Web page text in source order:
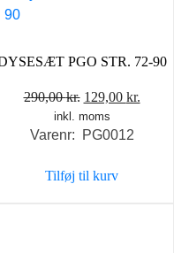
PGO STR. 72-90
290,00kr. Den
oprindelige
pris
290,00 kr..
129,00 kr.
inkl. moms
Varenr: PG0012
Tilføj til kurv